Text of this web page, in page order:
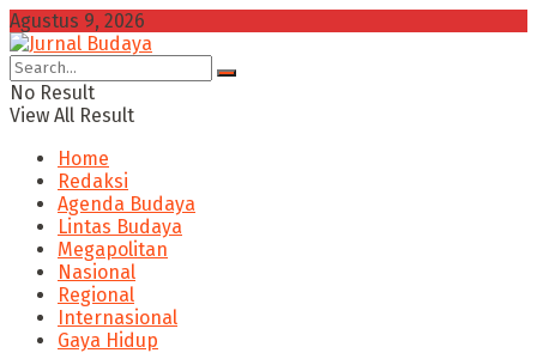
Agustus 9, 2026
No Result
View All Result
Home
Redaksi
Agenda Budaya
Lintas Budaya
Megapolitan
Nasional
Regional
Internasional
Gaya Hidup